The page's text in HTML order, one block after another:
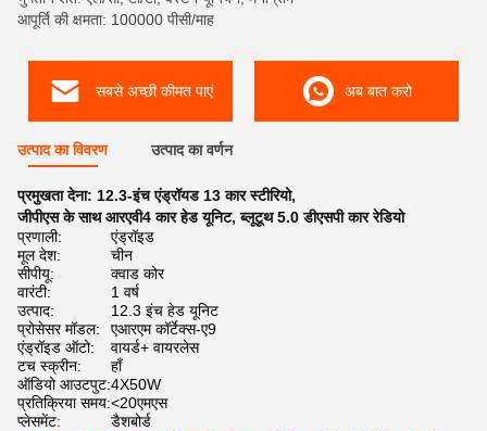
आपूर्ति की क्षमता: 100000 पीसी/माह
सबसे अच्छी कीमत पाएं अब बात करो
उत्पाद का विवरण उत्पाद का वर्णन
प्रमुखता देना: 12.3-इंच एंड्रॉयड 13 कार स्टीरियो,
जीपीएस के साथ आरएवी4 कार हेड यूनिट,ब्लूटूथ 5.0 डीएसपी कार रेडियो
प्रणाली:
एंड्रॉइड
मूल देश:
चीन
सीपीयू:
क्वाड कोर
वारंटी:
1 वर्ष
उत्पाद:
12.3 इंच हेड यूनिट
प्रोसेसर मॉडल:
एआरएम कॉर्टेक्स-ए9
एंड्रॉइड ऑटो:
वायर्ड+ वायरलेस
टच स्क्रीन:
हाँ
ऑडियो आउटपुट:4X50W
प्रतिक्रिया समय:<20एमएस
प्लेसमेंट:
डैशबोर्ड